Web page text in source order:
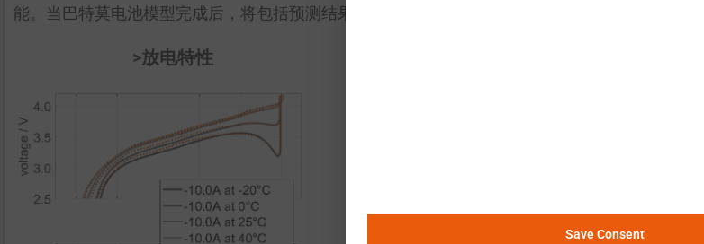
能。当巴特莫电池模型完成后，将包括预测结果。
>放电特性
Save Consent